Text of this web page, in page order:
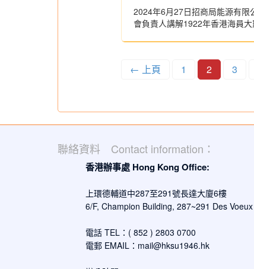
2024年6月27日招商局能源有限
會負責人講解1922年香港海員大
← 上頁 1 2 3
聯絡資料 Contact information：
香港辦事處 Hong Kong Office:
上環德輔道中287至291號長達大廈6樓
6/F, Champion Building, 287~291 Des
電話 TEL：( 852 ) 2803 0700
電郵 EMAIL： mail@hksu1946.hk